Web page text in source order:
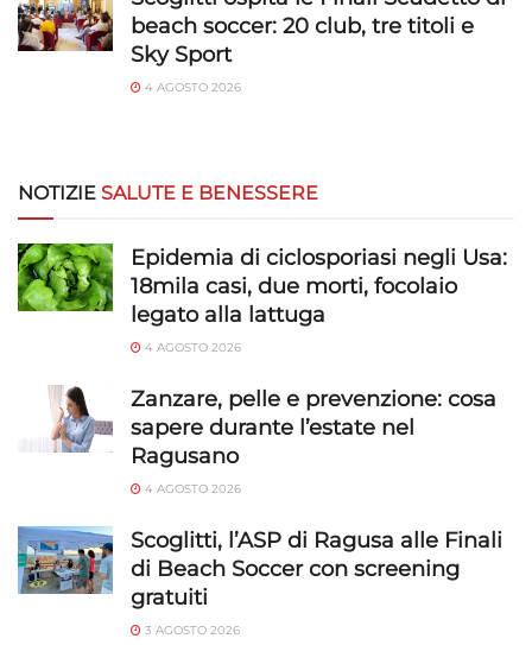
privacy.
beach soccer: 20 club, tre titoli e
Sky Sport
4 AGOSTO 2026
NOTIZIE SALUTE E BENESSERE
Epidemia di ciclosporiasi negli Usa:
18mila casi, due morti, focolaio
legato alla lattuga
4 AGOSTO 2026
Zanzare, pelle e prevenzione: cosa
sapere durante l’estate nel
Ragusano
4 AGOSTO 2026
Scoglitti, l’ASP di Ragusa alle Finali
di Beach Soccer con screening
gratuiti
3 AGOSTO 2026